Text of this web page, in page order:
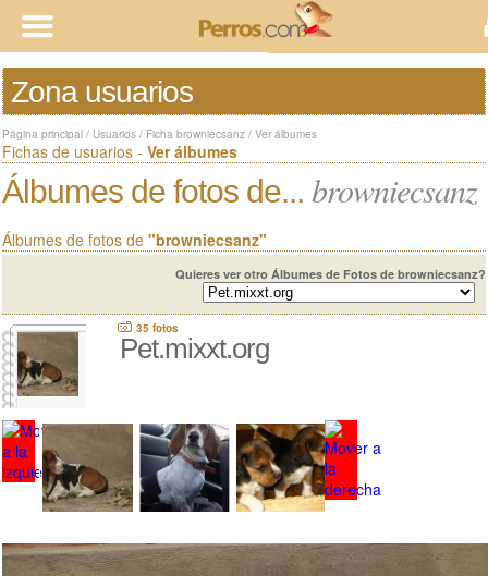
Zona usuarios
Página principal / Usuarios / Ficha browniecsanz / Ver álbumes
Fichas de usuarios - Ver álbumes
Álbumes de fotos de... browniecsanz
Álbumes de fotos de "browniecsanz"
Quieres ver otro Álbumes de Fotos de browniecsanz?
35 fotos
Pet.mixxt.org